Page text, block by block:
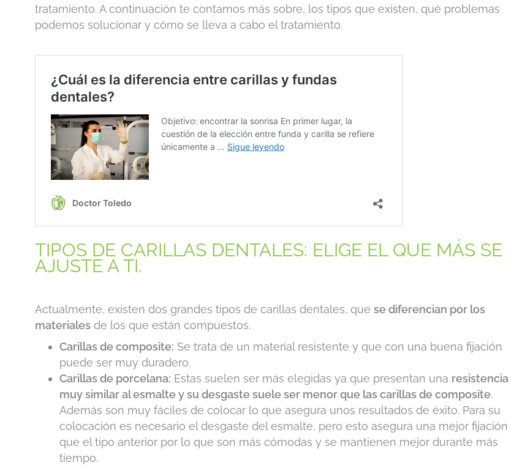
tratamiento. A continuación te contamos más sobre, los tipos que existen, qué problemas
podemos solucionar y cómo se lleva a cabo el tratamiento.
TIPOS DE CARILLAS DENTALES: ELIGE EL QUE MÁS SE
AJUSTE A TI.
Actualmente, existen dos grandes tipos de carillas dentales, que se diferencian por los
materiales de los que están compuestos.
Carillas de composite: Se trata de un material resistente y que con una buena fijación
puede ser muy duradero.
Carillas de porcelana: Estas suelen ser más elegidas ya que presentan una resistencia
muy similar al esmalte y su desgaste suele ser menor que las carillas de composite.
Además son muy fáciles de colocar lo que asegura unos resultados de éxito. Para su
colocación es necesario el desgaste del esmalte, pero esto asegura una mejor fijación
que el tipo anterior por lo que son más cómodas y se mantienen mejor durante más
tiempo.